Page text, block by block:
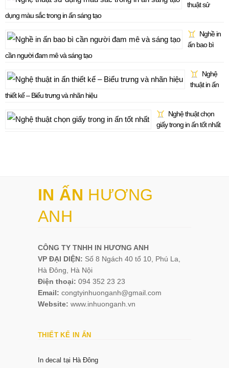
thuật sử
dụng màu sắc trong in ấn sáng tạo
Nghề in
ấn bao bì
cần người đam mê và sáng tạo
Nghệ
thuật in ấn
thiết kế – Biểu trưng và nhãn hiệu
Nghệ thuật chọn
giấy trong in ấn tốt nhất
IN ẤN HƯƠNG
ANH
CÔNG TY TNHH IN HƯƠNG ANH
VP ĐẠI DIỆN: Số 8 Ngách 40 tổ 10, Phú La,
Hà Đông, Hà Nội
Điện thoại: 094 352 23 23
Email: congtyinhuonganh@gmail.com
Website: www.inhuonganh.vn
THIẾT KẾ IN ẤN
In decal tại Hà Đông